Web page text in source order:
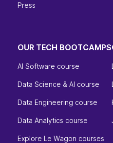
Press
OUR TECH BOOTCAMPS
AI Software course
Data Science & AI course
Data Engineering course
Data Analytics course
Explore Le Wagon courses